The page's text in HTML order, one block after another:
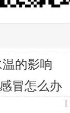
的影响
冒怎么办